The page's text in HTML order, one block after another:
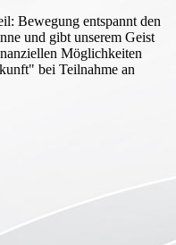
Bewegung entspannt den
und gibt unserem Geist
Möglichkeiten
bei Teilnahme an